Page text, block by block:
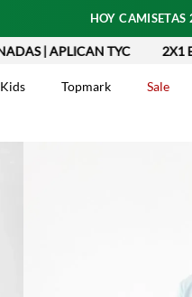
HOY
| APLICAN TYC 2X1 EN
Kids Topmark Sale